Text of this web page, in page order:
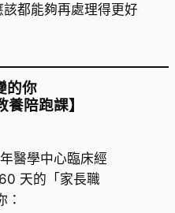
都能夠再處理得更好
的你
養陪跑課】
醫學中心臨床經
天的「家長職
：